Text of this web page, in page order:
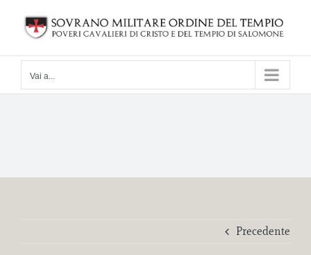
contenuto
Vai a...
Precedente